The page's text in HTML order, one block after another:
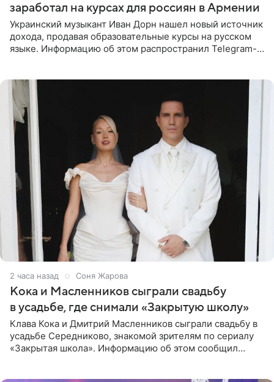
заработал на курсах для россиян в Армении
Украинский музыкант Иван Дорн нашел новый источник
дохода, продавая образовательные курсы на русском
языке. Информацию об этом распространил Telegram-
2 часа назад Соня Жарова
Кока и Масленников сыграли свадьбу
в усадьбе, где снимали «Закрытую школу»
Клава Кока и Дмитрий Масленников сыграли свадьбу в
усадьбе Середниково, знакомой зрителям по сериалу
«Закрытая школа». Информацию об этом сообщил